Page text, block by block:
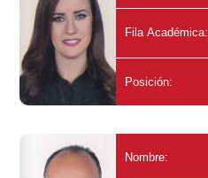
Fila Académica:
Posición:
Nombre: